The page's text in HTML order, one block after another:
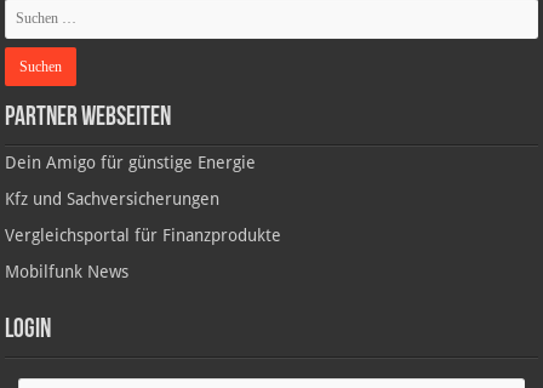
Partner Webseiten
Dein Amigo für günstige Energie
Kfz und Sachversicherungen
Vergleichsportal für Finanzprodukte
Mobilfunk News
Login